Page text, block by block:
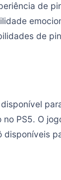
de
de
PS5. O